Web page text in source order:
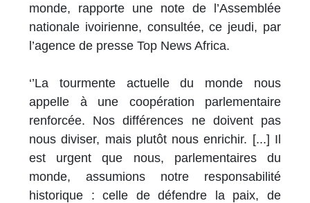
monde, rapporte une note de l’Assemblée
nationale ivoirienne, consultée, ce jeudi, par
l’agence de presse Top News Africa.
‘’La tourmente actuelle du monde nous
appelle à une coopération parlementaire
renforcée. Nos différences ne doivent pas
nous diviser, mais plutôt nous enrichir. [...] Il
est urgent que nous, parlementaires du
monde, assumions notre responsabilité
historique : celle de défendre la paix, de